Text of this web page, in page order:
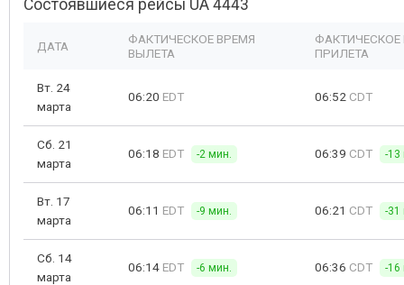
Состоявшиеся рейсы UA 4443
ДАТА
ФАКТИЧЕСКОЕ ВРЕМЯ
ВЫЛЕТА
ФАКТИЧЕСКОЕ
ПРИЛЕТА
Вт. 24
марта
06:20 EDT 06:52 CDT
Сб. 21
марта
06:18 EDT -2 мин. 06:39 CDT -13
Вт. 17
марта
06:11 EDT -9 мин. 06:21 CDT -31
Сб. 14
марта
06:14 EDT -6 мин. 06:36 CDT -16